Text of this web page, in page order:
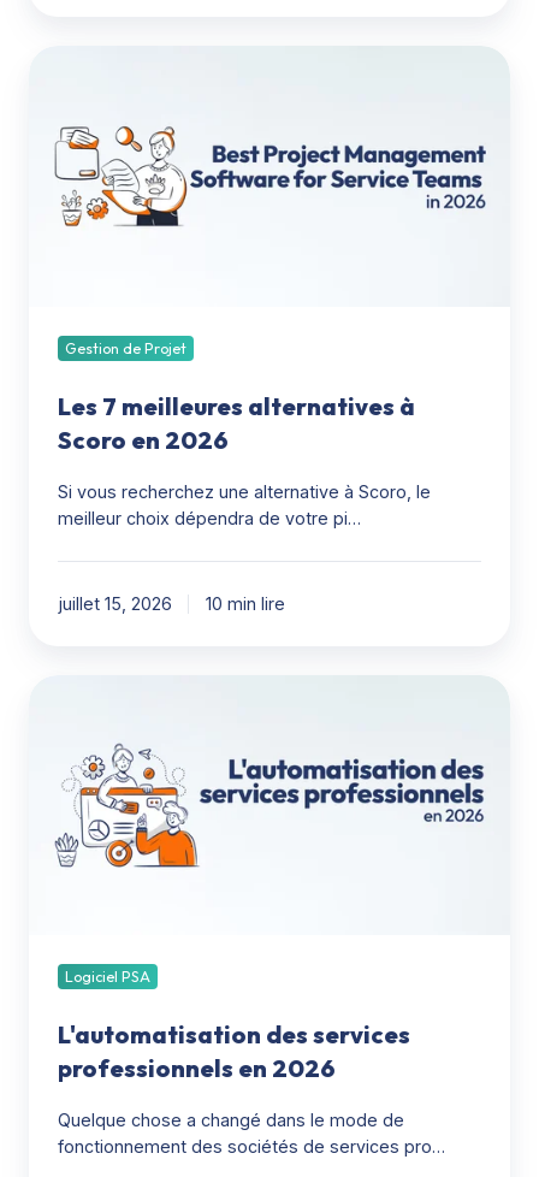
alternatives
Scoro
Gestion de Projet
Les 7 meilleures alternatives à
Scoro en 2026
Si vous recherchez une alternative à Scoro, le
meilleur choix dépendra de votre pi…
juillet 15, 2026 10 min lire
professionnels
2026
Logiciel PSA
L'automatisation des services
professionnels en 2026
Quelque chose a changé dans le mode de
fonctionnement des sociétés de services pro…